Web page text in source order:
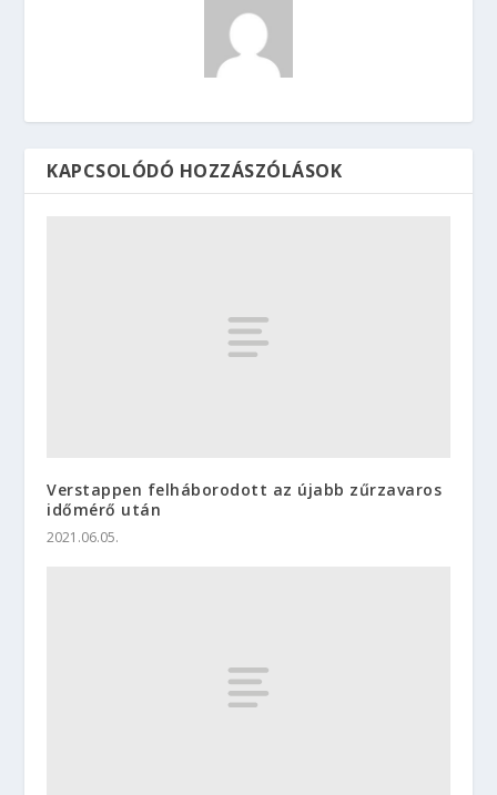
KAPCSOLÓDÓ HOZZÁSZÓLÁSOK
Verstappen felháborodott az újabb zűrzavaros
időmérő után
2021.06.05.